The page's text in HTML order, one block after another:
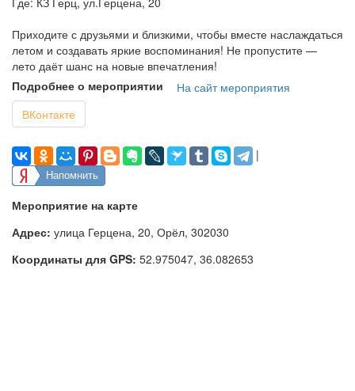
Приходите с друзьями и близкими, чтобы вместе наслаждаться
летом и создавать яркие воспоминания! Не пропустите —
лето даёт шанс на новые впечатления!
Подробнее о мероприятии
На сайт мероприятия
ВКонтакте
|
Напомнить
Мероприятие на карте
Адрес: улица Герцена, 20, Орёл, 302030
Координаты для GPS: 52.975047, 36.082653